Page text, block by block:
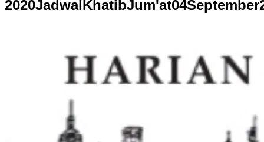
2020JadwalKhatibJum'at04September